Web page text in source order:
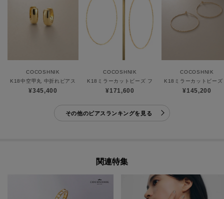
COCOSHNIK
K18中空甲丸 中折れピアス
¥345,400
COCOSHNIK
K18ミラーカットビーズ フープピアス（大）
¥171,600
COCOSHNIK
K18ミラーカットビー
¥145,200
その他のピアスランキングを見る
関連特集